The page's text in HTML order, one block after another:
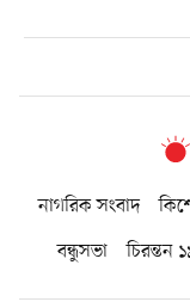
নাগরিক সংবাদ
বন্ধুসভা
চিরন্তন